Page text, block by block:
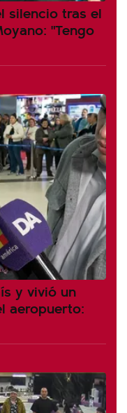
silencio tras el
"Tengo
y vivió un
aeropuerto: